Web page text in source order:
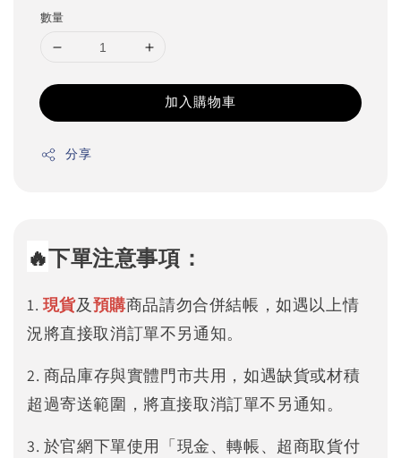
數量
加入購物車
分享
🔥下單注意事項：
1. 現貨及預購商品請勿合併結帳，如遇以上情
況將直接取消訂單不另通知。
2. 商品庫存與實體門市共用，如遇缺貨或材積
超過寄送範圍，將直接取消訂單不另通知。
3. 於官網下單使用「現金、轉帳、超商取貨付